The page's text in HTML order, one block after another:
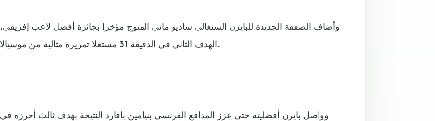
وأضاف الصفقة الجديدة للبايرن السنغالي ساديو ماني المتوج مؤخرا بجائزة أفضل لاعب إفريقي،
الهدف الثاني في الدقيقة 31 مستغلا تمريرة مثالية من موسيالا.
وواصل بايرن أفضليته حتى عزز المدافع الفرنسي بنيامين بافارد النتيجة بهدف ثالث أحرزه في